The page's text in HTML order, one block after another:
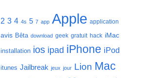
2 3 4 4s 5 7 app Apple application
avis Bêta download geek gratuit hack iMac
installation ios ipad iPhone iPod
itunes Jailbreak jeux jour Lion Mac